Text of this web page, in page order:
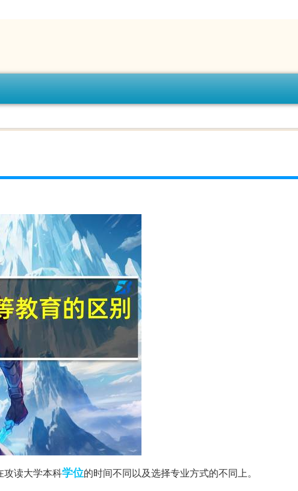
攻读大学本科学位的时间不同以及选择专业方式的不同上。